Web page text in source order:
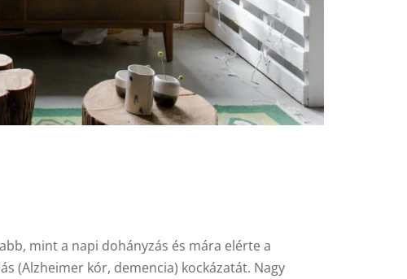
mint a napi dohányzás és mára elérte a
(Alzheimer kór, demencia) kockázatát. Nagy